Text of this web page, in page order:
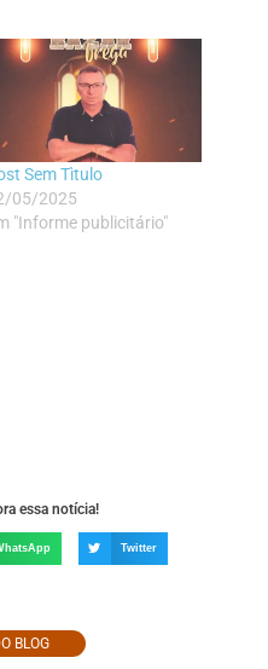
Sem Tìtulo
05/2025
"Informe publicitário"
essa notícia!
Twitter
BLOG